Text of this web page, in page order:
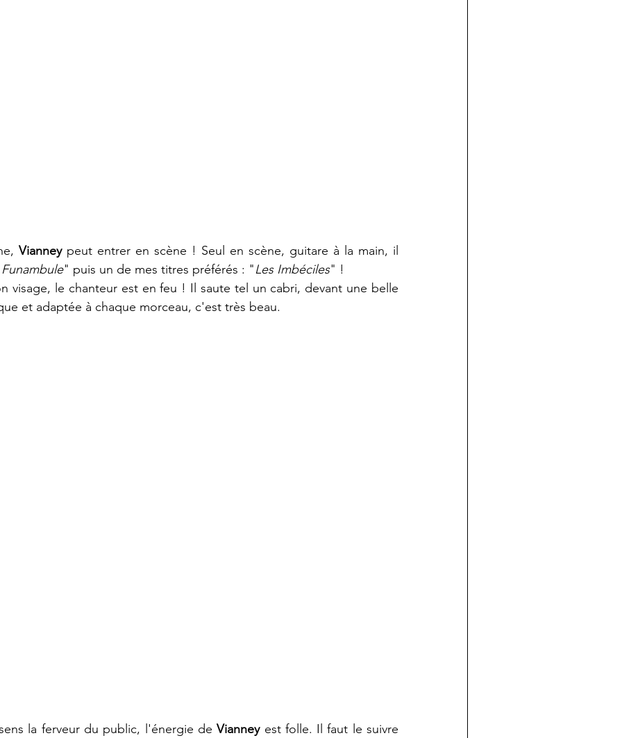
Vianney peut entrer en scène ! Seul en scène, guitare à la main, il
Funambule" puis un de mes titres préférés : "Les Imbéciles" !
visage, le chanteur est en feu ! Il saute tel un cabri, devant une belle
et adaptée à chaque morceau, c'est très beau.
la ferveur du public, l'énergie de Vianney est folle. Il faut le suivre